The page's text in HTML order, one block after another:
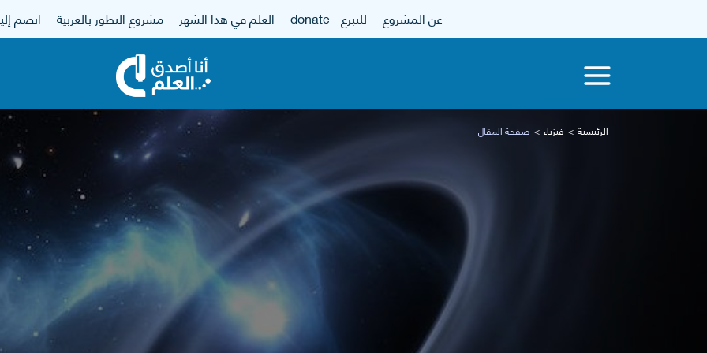
عن المشروع للتبرع - donate العلم في هذا الشهر مشروع التطور بالعربية انضم
الرئيسية فيزياء صفحة المقال